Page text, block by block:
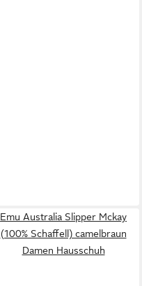
Emu Australia Slipper Mckay
(100% Schaffell) camelbraun
Damen Hausschuh